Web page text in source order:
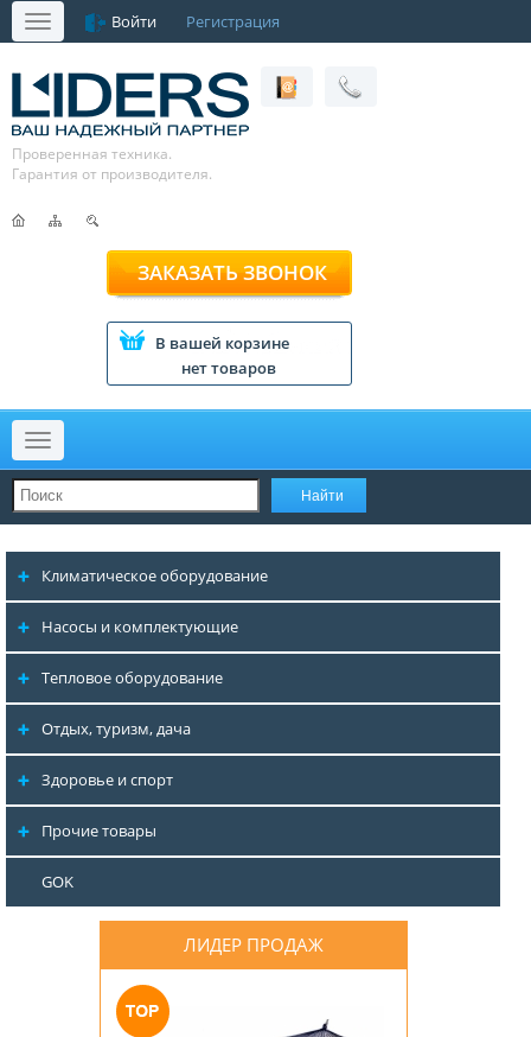
Меню Войти Регистрация
Проверенная техника.
Гарантия от производителя.
ЗАКАЗАТЬ ЗВОНОК
В вашей корзине
нет товаров
Меню
Климатическое оборудование
Насосы и комплектующие
Тепловое оборудование
Отдых, туризм, дача
Здоровье и спорт
Прочие товары
GOK
ЛИДЕР ПРОДАЖ